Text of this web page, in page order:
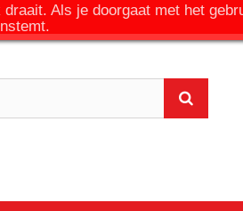
Als je doorgaat met het